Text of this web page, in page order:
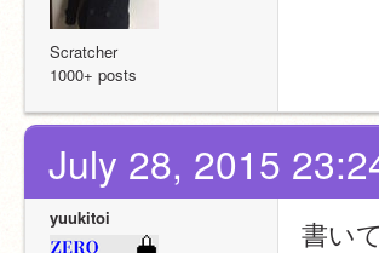
Scratcher
1000+ posts
July 28, 2015
yuukitoi 書い